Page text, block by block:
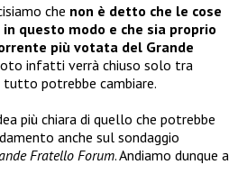
che non è detto che le cose
questo modo e che sia proprio
più votata del Grande
infatti verrà chiuso solo tra
potrebbe cambiare.
più chiara di quello che potrebbe
anche sul sondaggio
Fratello Forum. Andiamo dunque a